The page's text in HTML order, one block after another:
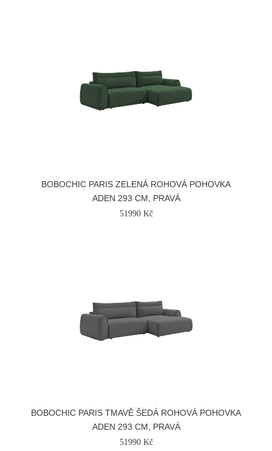
BOBOCHIC PARIS ZELENÁ ROHOVÁ POHOVKA
ADEN 293 CM, PRAVÁ
51990 Kč
BOBOCHIC PARIS TMAVĚ ŠEDÁ ROHOVÁ POHOVKA
ADEN 293 CM, PRAVÁ
51990 Kč